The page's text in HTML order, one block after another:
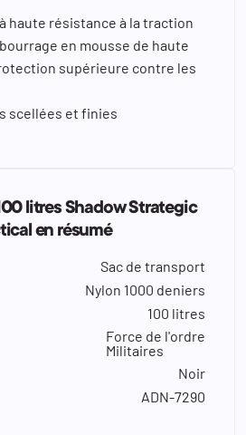
haute résistance à la traction
en mousse de haute
supérieure contre les
scellées et finies
litres Shadow Strategic
en résumé
Sac de transport
Nylon 1000 deniers
100 litres
Force de l'ordre
Militaires
Noir
ADN-7290